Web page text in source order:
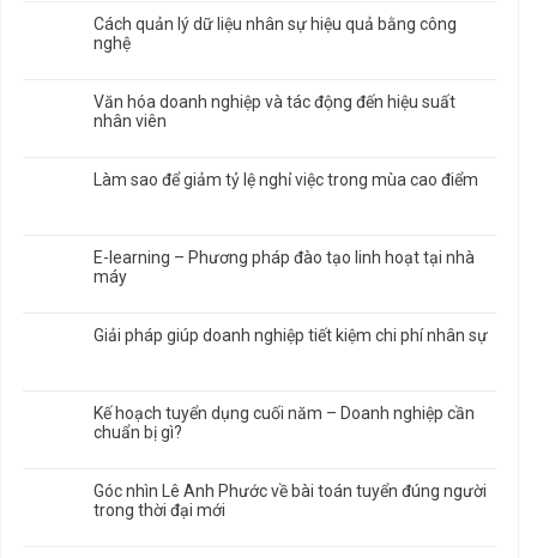
Cách quản lý dữ liệu nhân sự hiệu quả bằng công
nghệ
Văn hóa doanh nghiệp và tác động đến hiệu suất
nhân viên
Làm sao để giảm tỷ lệ nghỉ việc trong mùa cao điểm
E-learning – Phương pháp đào tạo linh hoạt tại nhà
máy
Giải pháp giúp doanh nghiệp tiết kiệm chi phí nhân sự
Kế hoạch tuyển dụng cuối năm – Doanh nghiệp cần
chuẩn bị gì?
Góc nhìn Lê Anh Phước về bài toán tuyển đúng người
trong thời đại mới